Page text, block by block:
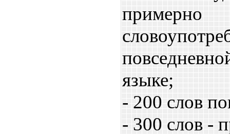
языке;
- 200 слов
- 300 слов -